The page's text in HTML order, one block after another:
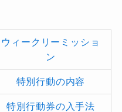
ウィークリーミッショ
ン
特別行動の内容
特別行動券の入手法